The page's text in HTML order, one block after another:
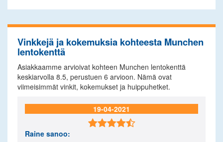
Vinkkejä ja kokemuksia kohteesta Munchen
lentokenttä
Asiakkaamme arvioivat kohteen Munchen lentokenttä
keskiarvolla 8.5, perustuen 6 arvioon. Nämä ovat
viimeisimmät vinkit, kokemukset ja huippuhetket.
19-04-2021

Raine sanoo: